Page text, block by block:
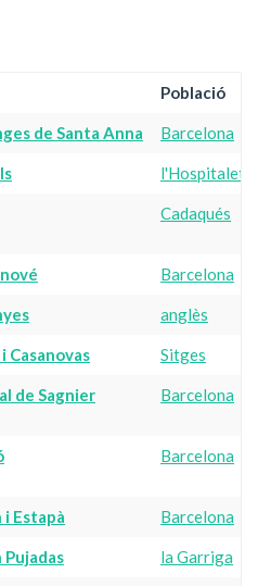
Població
de Santa Anna Barcelona
l'Hospitalet
Cadaqués
Barcelona
anglès
Casanovas Sitges
de Sagnier Barcelona
Barcelona
i Estapà Barcelona
Pujadas la Garriga